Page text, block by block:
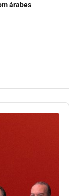
árabes